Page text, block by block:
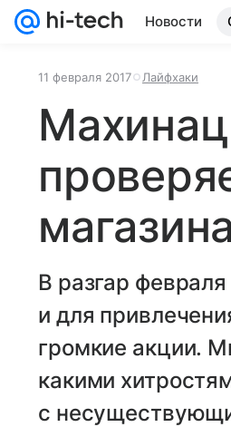
Новости
11 февраля 2017 Лайфхаки
В разгар
и для
громкие акции.
какими
с